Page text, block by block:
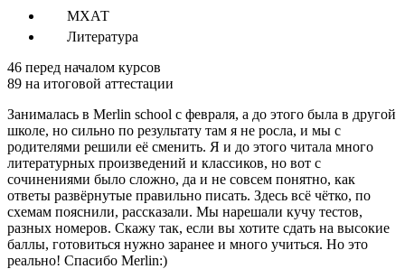
МХАТ
Литература
46 перед началом курсов
89 на итоговой аттестации
Занималась в Merlin school с февраля, а до этого была в другой
школе, но сильно по результату там я не росла, и мы с
родителями решили её сменить. Я и до этого читала много
литературных произведений и классиков, но вот с
сочинениями было сложно, да и не совсем понятно, как
ответы развёрнутые правильно писать. Здесь всё чётко, по
схемам пояснили, рассказали. Мы нарешали кучу тестов,
разных номеров. Скажу так, если вы хотите сдать на высокие
баллы, готовиться нужно заранее и много учиться. Но это
реально! Спасибо Merlin:)